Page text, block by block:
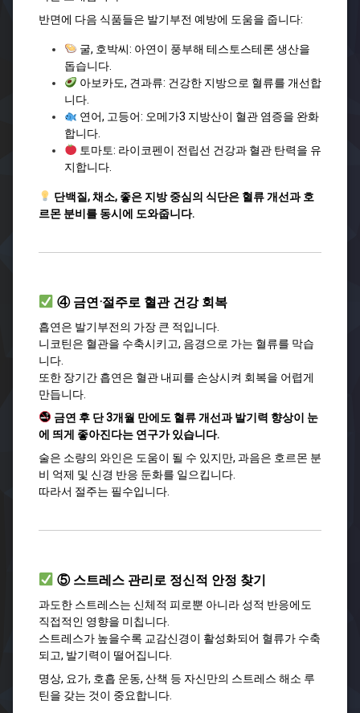
반면에 다음 식품들은 발기부전 예방에 도움을 줍니다:
굴, 호박씨: 아연이 풍부해 테스토스테론 생산을
돕습니다.
아보카도, 견과류: 건강한 지방으로 혈류를 개선합
니다.
연어, 고등어: 오메가3 지방산이 혈관 염증을 완화
합니다.
토마토: 라이코펜이 전립선 건강과 혈관 탄력을 유
지합니다.
단백질, 채소, 좋은 지방 중심의 식단은 혈류 개선과 호
르몬 분비를 동시에 도와줍니다.
④ 금연·절주로 혈관 건강 회복
흡연은 발기부전의 가장 큰 적입니다.
니코틴은 혈관을 수축시키고, 음경으로 가는 혈류를 막습
니다.
또한 장기간 흡연은 혈관 내피를 손상시켜 회복을 어렵게
만듭니다.
금연 후 단 3개월 만에도 혈류 개선과 발기력 향상이 눈
에 띄게 좋아진다는 연구가 있습니다.
술은 소량의 와인은 도움이 될 수 있지만, 과음은 호르몬 분
비 억제 및 신경 반응 둔화를 일으킵니다.
따라서 절주는 필수입니다.
⑤ 스트레스 관리로 정신적 안정 찾기
과도한 스트레스는 신체적 피로뿐 아니라 성적 반응에도
직접적인 영향을 미칩니다.
스트레스가 높을수록 교감신경이 활성화되어 혈류가 수축
되고, 발기력이 떨어집니다.
명상, 요가, 호흡 운동, 산책 등 자신만의 스트레스 해소 루
틴을 갖는 것이 중요합니다.